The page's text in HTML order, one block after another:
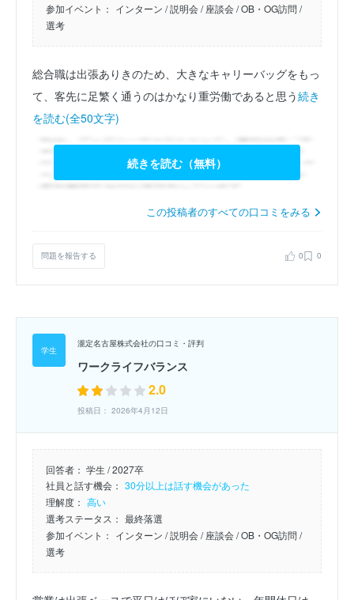
参加イベント： インターン / 説明会/ 座談会/ OB・OG訪問/
選考
総合職は出張ありきのため、大きなキャリーバッグをもっ
て、客先に足繁く通うのはかなり重労働であると思う続き
を読む(全50文字)
続きを読む（無料）
この投稿者のすべての口コミをみる
問題を報告する 0 0
瀧定名古屋株式会社の口コミ・評判
ワークライフバランス
2.0
投稿日： 2026年4月12日
回答者： 学生 / 2027卒
社員と話す機会： 30分以上は話す機会があった
理解度： 高い
選考ステータス： 最終落選
参加イベント： インターン / 説明会/ 座談会/ OB・OG訪問/
選考